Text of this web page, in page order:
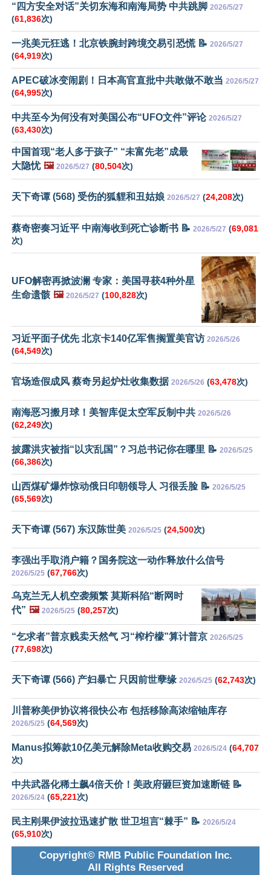
“四方安全对话”关切东海和南海局势 中共跳脚 2026/5/27
(61,836次)
一兆美元狂逃！北京铁腕封跨境交易引恐慌 📝 2026/5/27
(64,919次)
APEC破冰变闹剧！日本高官直批中共敢做不敢当 2026/5/27
(64,995次)
中共至今为何没有对美国公布“UFO文件”评论 2026/5/27
(63,430次)
中国首现“老人多于孩子” “未富先老”成最
大隐忧 🖼️ 2026/5/27 (80,504次)
天下奇谭 (568) 受伤的狐貍和丑姑娘 2026/5/27 (24,208次)
蔡奇密奏习近平 中南海收到死亡诊断书 📝 2026/5/27 (69,081
次)
UFO解密再掀波澜 专家：美国寻获4种外星
生命遗骸 🖼️ 2026/5/27 (100,828次)
习近平面子优先 北京卡140亿军售搁置美官访 2026/5/26
(64,549次)
官场造假成风 蔡奇另起炉灶收集数据 2026/5/26 (63,478次)
南海恶习搬月球！美智库促太空军反制中共 2026/5/26
(62,249次)
披露洪灾被指“以灾乱国”？习总书记你在哪里 📝 2026/5/25
(66,386次)
山西煤矿爆炸惊动俄日印朝领导人 习很丢脸 📝 2026/5/25
(65,569次)
天下奇谭 (567) 东汉陈世美 2026/5/25 (24,500次)
李强出手取消户籍？国务院这一动作释放什么信号
2026/5/25 (67,766次)
乌克兰无人机空袭频繁 莫斯科陷“断网时
代” 🖼️ 2026/5/25 (80,257次)
“乞求者”普京贱卖天然气 习“榨柠檬”算计普京 2026/5/25
(77,698次)
天下奇谭 (566) 产妇暴亡 只因前世孽缘 2026/5/25 (62,743次)
川普称美伊协议将很快公布 包括移除高浓缩铀库存
2026/5/25 (64,569次)
Manus拟筹款10亿美元解除Meta收购交易 2026/5/24 (64,707
次)
中共武器化稀土飙4倍天价！美政府砸巨资加速断链 📝
2026/5/24 (65,221次)
民主刚果伊波拉迅速扩散 世卫坦言“棘手” 📝 2026/5/24
(65,910次)
Copyright© RMB Public Foundation Inc.
All Rights Reserved